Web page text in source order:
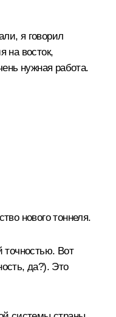
я говорил
на восток,
нужная работа.
нового тоннеля.
точностью. Вот
да?). Это